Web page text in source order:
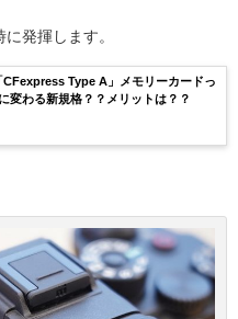
発揮します。
Type A」メモリーカードっ
変わる新規格？？メリットは？？